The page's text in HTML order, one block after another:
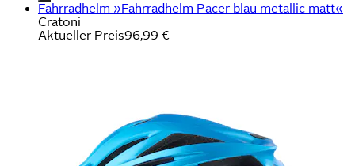
Fahrradhelm »Fahrradhelm Pacer blau metallic matt«
Cratoni
Aktueller Preis96,99 €